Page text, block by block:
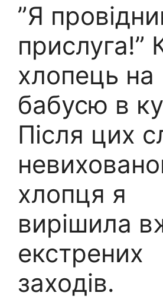
”Я
прислуга!”
хлопець на
бабусю в
Після цих
хлопця я
вирішила
екстрених
заходів.